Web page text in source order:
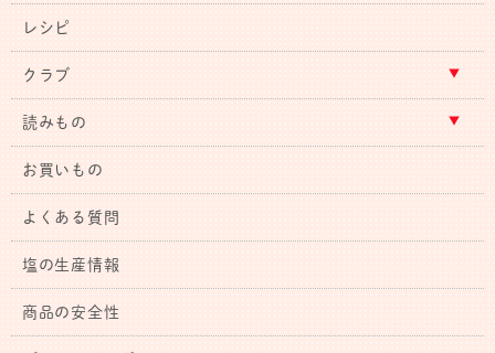
レシピ
クラブ
読みもの
お買いもの
よくある質問
塩の生産情報
商品の安全性